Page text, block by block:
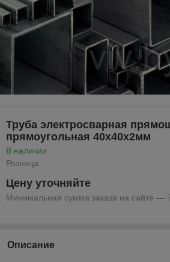
Труба электросварная
прямоугольная 40х40х2мм
В наличии
Розница
Цену уточняйте
Минимальная сумма заказа на сайте —
Описание